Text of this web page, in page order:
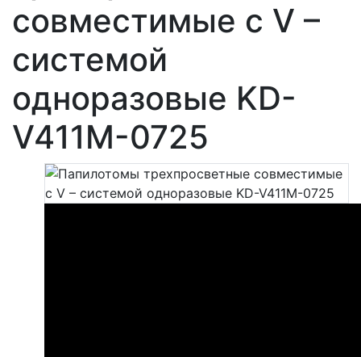
совместимые с V –
системой
одноразовые KD-
V411M-0725